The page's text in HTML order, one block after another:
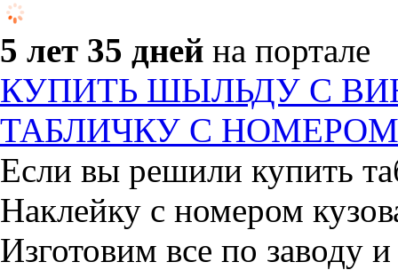
5 лет 35 дней на портале
КУПИТЬ ШЫЛЬДУ С
ТАБЛИЧКУ С
Если вы решили купить
Наклейку с номером
Изготовим все по заводу